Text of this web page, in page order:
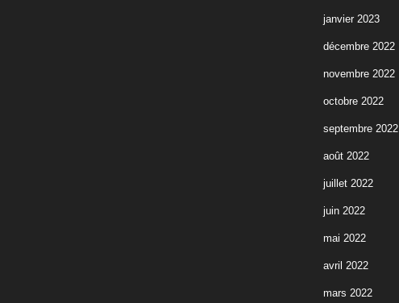
janvier 2023
décembre 2022
novembre 2022
octobre 2022
septembre 2022
août 2022
juillet 2022
juin 2022
mai 2022
avril 2022
mars 2022